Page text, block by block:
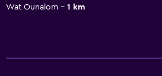
Wat Ounalom
1 km